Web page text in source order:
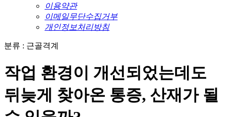
이용약관
이메일무단수집거부
개인정보처리방침
분류 : 근골격계
작업 환경이 개선되었는데도
뒤늦게 찾아온 통증, 산재가 될